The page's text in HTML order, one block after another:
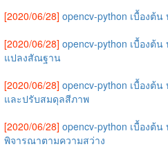
[2020/06/28] opencv-python เบื้องต้
[2020/06/28] opencv-python เบื้องต้
แปลงสัณฐาน
[2020/06/28] opencv-python เบื้องต้
และปรับสมดุลสีภาพ
[2020/06/28] opencv-python เบื้องต้
พิจารณาตามความสว่าง